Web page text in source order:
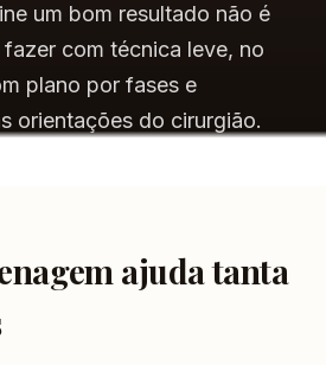
um bom resultado não é
fazer com técnica leve, no
plano por fases e
orientações do cirurgião.
ajuda tanta